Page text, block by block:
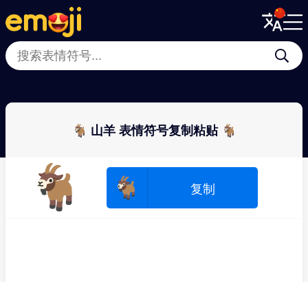
Menu
Close
Menu
Close
🐐 山羊 表情符号复制粘贴 🐐
🐐 🐐 复制